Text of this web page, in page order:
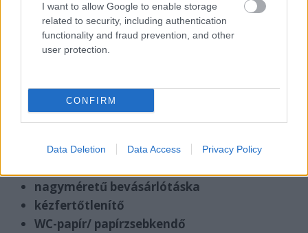
I want to allow Google to enable storage
related to security, including authentication
functionality and fraud prevention, and other
user protection.
CONFIRM
Data Deletion Data Access Privacy Policy
ilyenkor előkapta a csomagtartóból a szexi
egyberuháját és bizony5 perc alatt leintett
magának egy segítőkész fiatalembert, aki
pikk-pakk megszerelte a tütüjét.
lerobbanás esetén, de nem bírtam ki, hogy ne
meséljem el! De biztos, te is ismersz hasonló
sztorit! Írd meg mindenképp! ;)
Mindennapi autókázásnál hasznos (és
nagyméretű bevásárlótáska
kézfertőtlenítő
WC-papír/ papírzsebkendő